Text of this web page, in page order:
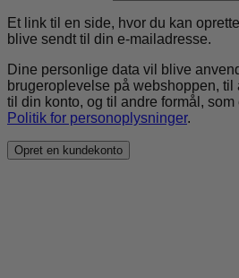
Et link til en side, hvor du kan
blive sendt til din e-mailadresse.
Dine personlige data vil blive
brugeroplevelse på webshoppen, til
til din konto, og til andre formål,
Politik for personoplysninger.
Opret en kundekonto